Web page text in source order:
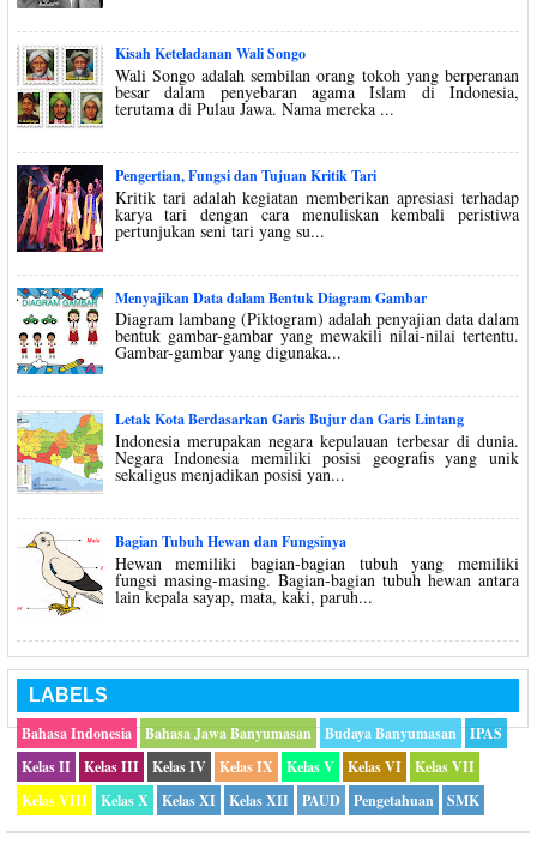
Kisah Keteladanan Wali Songo
Wali Songo adalah sembilan orang tokoh yang berperanan
besar dalam penyebaran agama Islam di Indonesia,
terutama di Pulau Jawa. Nama mereka ...
Pengertian, Fungsi dan Tujuan Kritik Tari
Kritik tari adalah kegiatan memberikan apresiasi terhadap
karya tari dengan cara menuliskan kembali peristiwa
pertunjukan seni tari yang su...
Menyajikan Data dalam Bentuk Diagram Gambar
Diagram lambang (Piktogram) adalah penyajian data dalam
bentuk gambar-gambar yang mewakili nilai-nilai tertentu.
Gambar-gambar yang digunaka...
Letak Kota Berdasarkan Garis Bujur dan Garis Lintang
Indonesia merupakan negara kepulauan terbesar di dunia.
Negara Indonesia memiliki posisi geografis yang unik
sekaligus menjadikan posisi yan...
Bagian Tubuh Hewan dan Fungsinya
Hewan memiliki bagian-bagian tubuh yang memiliki
fungsi masing-masing. Bagian-bagian tubuh hewan antara
lain kepala sayap, mata, kaki, paruh...
LABELS
Bahasa Indonesia
Bahasa Jawa Banyumasan Budaya Banyumasan
IPAS
Kelas II
Kelas III Kelas IV Kelas IX Kelas V Kelas VI
Kelas VII
Kelas VIII
Kelas X Kelas XI Kelas XII PAUD Pengetahuan SMK